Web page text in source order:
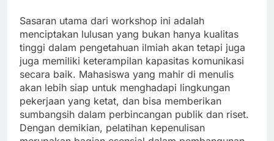
Sasaran utama dari workshop ini adalah
menciptakan lulusan yang bukan hanya kualitas
tinggi dalam pengetahuan ilmiah akan tetapi juga
juga memiliki keterampilan kapasitas komunikasi
secara baik. Mahasiswa yang mahir di menulis
akan lebih siap untuk menghadapi lingkungan
pekerjaan yang ketat, dan bisa memberikan
sumbangsih dalam perbincangan publik dan riset.
Dengan demikian, pelatihan kepenulisan